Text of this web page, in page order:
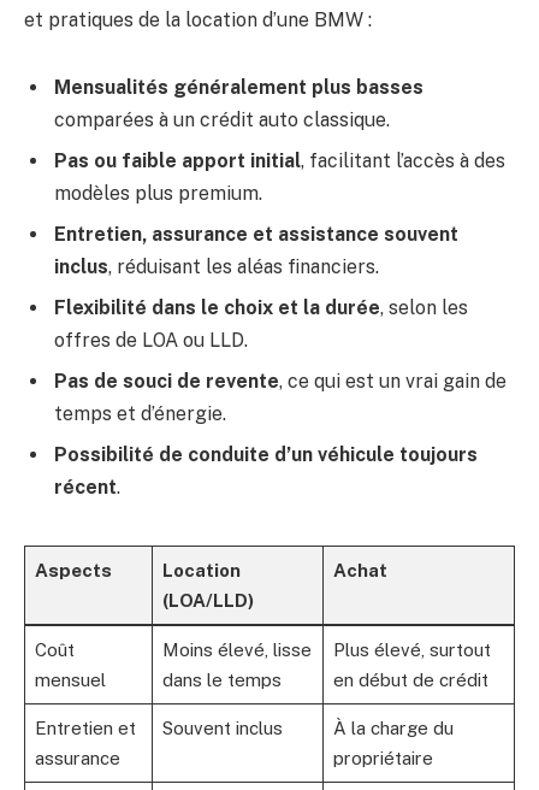
et pratiques de la location d’une BMW :
Mensualités généralement plus basses
comparées à un crédit auto classique.
Pas ou faible apport initial, facilitant l’accès à des
modèles plus premium.
Entretien, assurance et assistance souvent
inclus, réduisant les aléas financiers.
Flexibilité dans le choix et la durée, selon les
offres de LOA ou LLD.
Pas de souci de revente, ce qui est un vrai gain de
temps et d’énergie.
Possibilité de conduite d’un véhicule toujours
récent.
Aspects
Location
(LOA/LLD)
Achat
Coût
mensuel
Moins élevé, lisse
dans le temps
Plus élevé, surtout
en début de crédit
Entretien et
assurance
Souvent inclus
À la charge du
propriétaire